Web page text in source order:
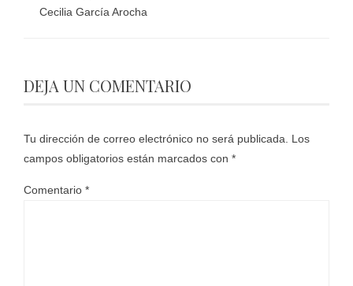
Cecilia García Arocha
DEJA UN COMENTARIO
Tu dirección de correo electrónico no será publicada.
Los
campos obligatorios están marcados con *
Comentario *